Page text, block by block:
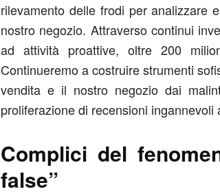
rilevamento delle frodi per analizzare
nostro negozio. Attraverso continui
ad attività proattive, oltre 200
Continueremo a costruire strumenti
vendita e il nostro negozio dai
proliferazione di recensioni ingannevoli
Complici del
false”